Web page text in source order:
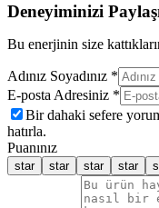
Deneyiminizi
Bu enerjinin size
Adınız Soyadınız *
E-posta Adresiniz *
Bir dahaki sefere
hatırla.
Puanınız
star star star star